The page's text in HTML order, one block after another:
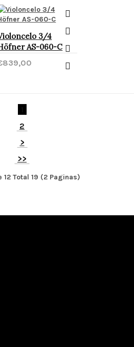
3/4
AS-060-C
2
>
>>
12 Total 19 (2 Paginas)